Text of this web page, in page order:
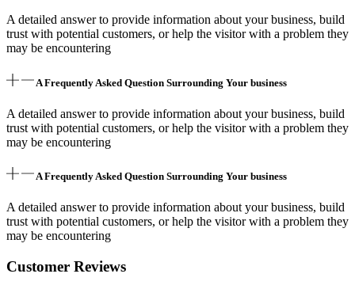
A detailed answer to provide information about your business, build
trust with potential customers, or help the visitor with a problem they
may be encountering
A Frequently Asked Question Surrounding Your business
A detailed answer to provide information about your business, build
trust with potential customers, or help the visitor with a problem they
may be encountering
A Frequently Asked Question Surrounding Your business
A detailed answer to provide information about your business, build
trust with potential customers, or help the visitor with a problem they
may be encountering
Customer Reviews